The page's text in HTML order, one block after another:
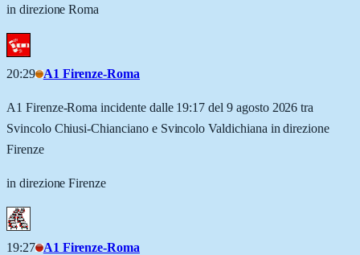
in direzione Roma
20:29 A1 Firenze-Roma
A1 Firenze-Roma incidente dalle 19:17 del 9 agosto 2026 tra
Svincolo Chiusi-Chianciano e Svincolo Valdichiana in direzione
Firenze
in direzione Firenze
19:27 A1 Firenze-Roma